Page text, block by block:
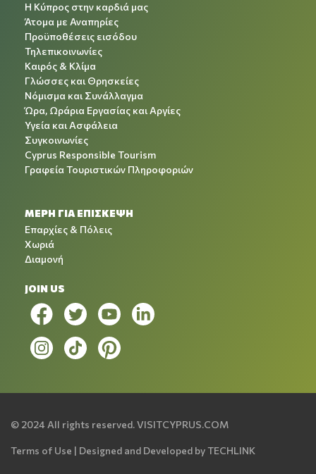
Η Κύπρος στην καρδιά μας
Άτομα με Αναπηρίες
Προϋποθέσεις εισόδου
Τηλεπικοινωνίες
Καιρός & Κλίμα
Γλώσσες και Θρησκείες
Νόμισμα και Συνάλλαγμα
Ώρα, Ωράρια Εργασίας και Αργίες
Υγεία και Ασφάλεια
Συγκοινωνίες
Cyprus Responsible Tourism
Γραφεία Τουριστικών Πληροφοριών
ΜΕΡΗ ΓΙΑ ΕΠΙΣΚΕΨΗ
Επαρχίες & Πόλεις
Χωριά
Διαμονή
JOIN US
© 2024 All rights reserved.VISITCYPRUS.COM
Terms of Use | Designed and Developed byTECHLINK